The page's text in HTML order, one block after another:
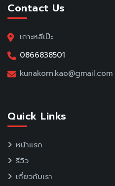
Contact Us
เกาะหลีเป๊ะ
0866838501
kunakorn.kao@gmail.com
Quick Links
หน้าแรก
รีวิว
เกี่ยวกับเรา